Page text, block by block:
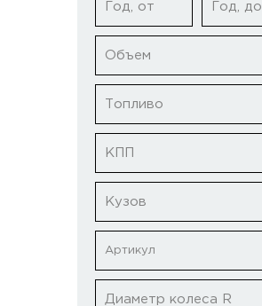
Год, от Год, до
Объем
Топливо
КПП
Кузов
Диаметр колеса R